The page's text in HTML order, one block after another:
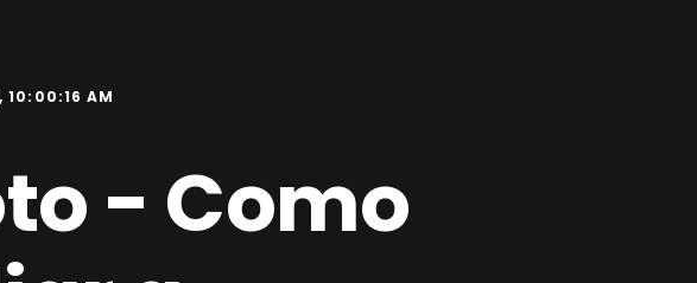
10:00:16 AM
- Como